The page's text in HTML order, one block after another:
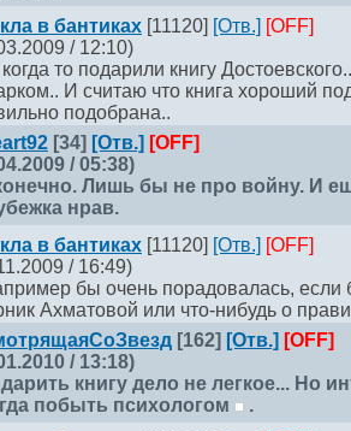
в бантиках [11120] [Отв.] [OFF]
/ 12:10)
то подарили книгу
И считаю что книга хороший
подобрана..
[34] [Отв.] [OFF]
/ 05:38)
Лишь бы не про войну. И
нрав.
в бантиках [11120] [Отв.] [OFF]
/ 16:49)
бы очень порадовалась,
Ахматовой или что-нибудь о
[162] [Отв.] [OFF]
/ 13:18)
книгу дело не легкое... Но
побыть психологом
.